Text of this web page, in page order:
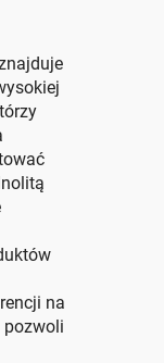
na
pozwoli